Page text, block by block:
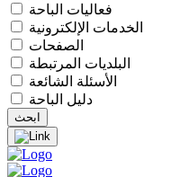
فعاليات الباحة
الخدمات الإلكترونية
الصفحات
البلديات المرتبطة
الأسئلة الشائعة
دليل الباحة